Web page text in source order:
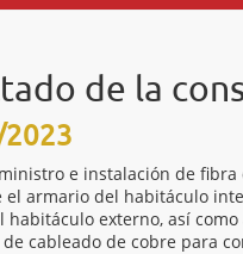
de la
e instalación de fibra
el armario del habitáculo
habitáculo externo, así
cableado de cobre para